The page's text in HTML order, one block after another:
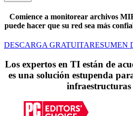
Comience a monitorear archivos
puede hacer que su red sea más
DESCARGA GRATUITARESUMEN
Los expertos en TI están de
es una solución estupenda